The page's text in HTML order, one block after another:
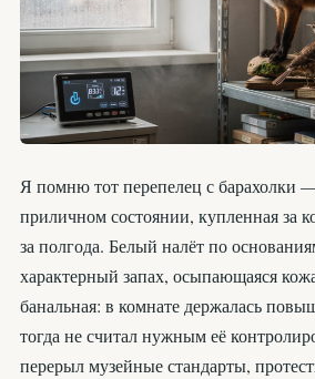
Я помню тот перепелец с барахолки
приличном состоянии, купленная за
за полгода. Белый налёт по
характерный запах, осыпающаяся
банальная: в комнате держалась
тогда не считал нужным её
перерыл музейные стандарты,